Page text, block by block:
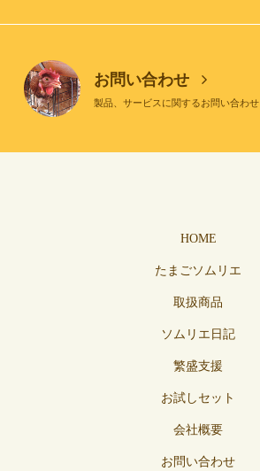
お問い合わせ
製品、サービスに関するお問い合わせ
HOME
たまごソムリエ
取扱商品
ソムリエ日記
繁盛支援
お試しセット
会社概要
お問い合わせ